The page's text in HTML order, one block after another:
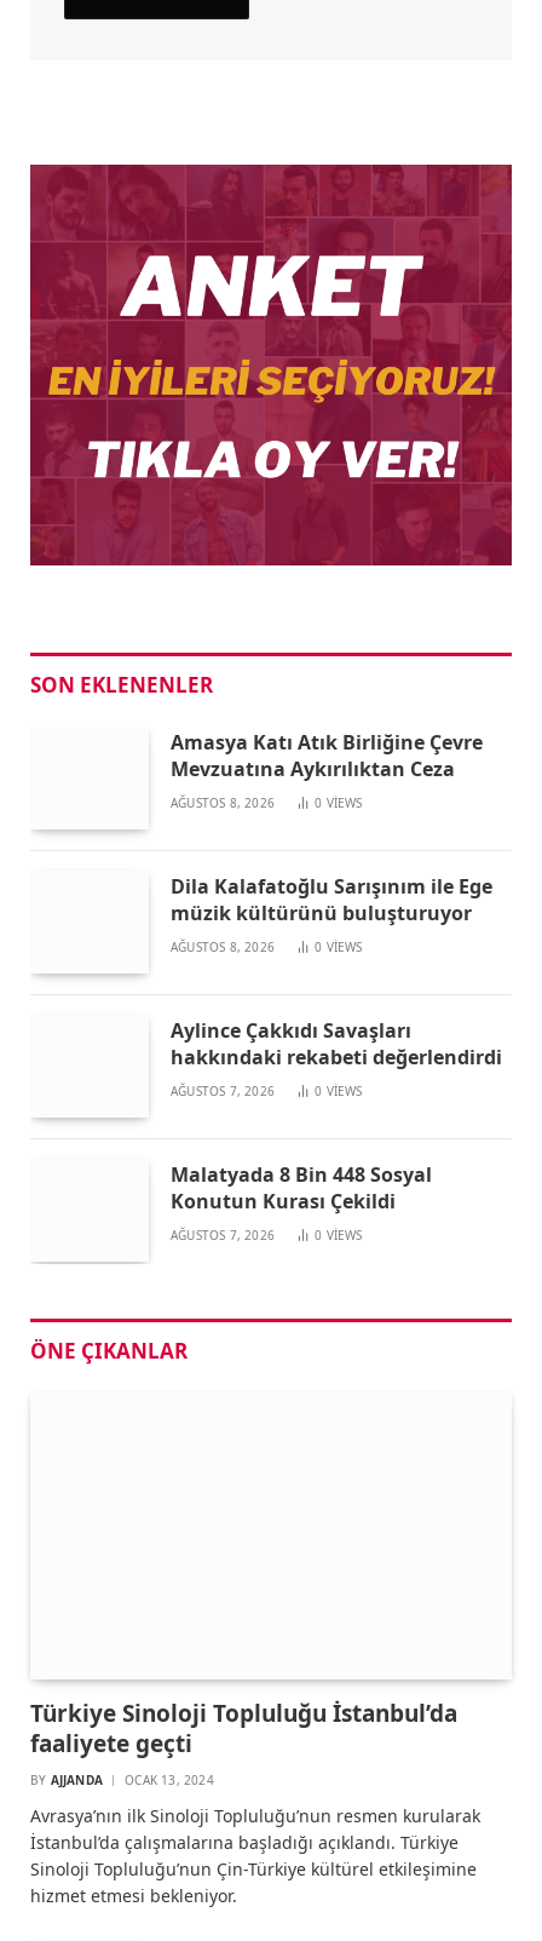
SON EKLENENLER
Amasya Katı Atık Birliğine Çevre
Mevzuatına Aykırılıktan Ceza
AĞUSTOS 8, 2026 0 VIEWS
Dila Kalafatoğlu Sarışınım ile Ege
müzik kültürünü buluşturuyor
AĞUSTOS 8, 2026 0 VIEWS
Aylince Çakkıdı Savaşları
hakkındaki rekabeti değerlendirdi
AĞUSTOS 7, 2026 0 VIEWS
Malatyada 8 Bin 448 Sosyal
Konutun Kurası Çekildi
AĞUSTOS 7, 2026 0 VIEWS
ÖNE ÇIKANLAR
Türkiye Sinoloji Topluluğu İstanbul’da
faaliyete geçti
BY AJJANDA OCAK 13, 2024
Avrasya’nın ilk Sinoloji Topluluğu’nun resmen kurularak
İstanbul’da çalışmalarına başladığı açıklandı. Türkiye
Sinoloji Topluluğu’nun Çin-Türkiye kültürel etkileşimine
hizmet etmesi bekleniyor.